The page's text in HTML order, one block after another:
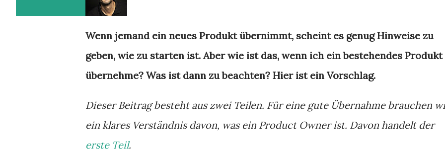
Wenn jemand ein neues Produkt übernimmt, scheint es genug Hinweise zu
geben, wie zu starten ist. Aber wie ist das, wenn ich ein bestehendes Produkt
übernehme? Was ist dann zu beachten? Hier ist ein Vorschlag.
Dieser Beitrag besteht aus zwei Teilen. Für eine gute Übernahme brauchen
ein klares Verständnis davon, was ein Product Owner ist. Davon handelt der
erste Teil.